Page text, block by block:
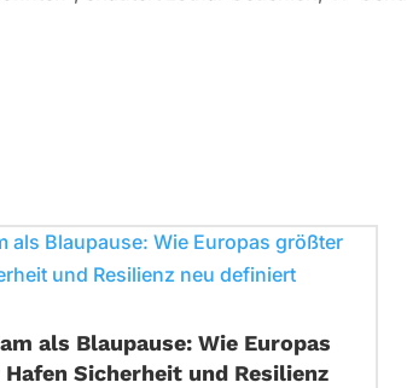
als Blaupause: Wie Europas
Sicherheit und Resilienz